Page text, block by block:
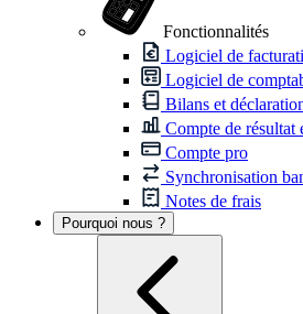
Fonctionnalités
Logiciel de
Logiciel de
Bilans et
Compte de résultat
Compte pro
Synchronisation
Notes de frais
Pourquoi nous ?